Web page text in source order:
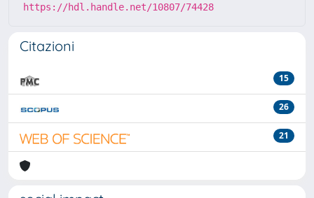
https://hdl.handle.net/10807/74428
Citazioni
15
26
21